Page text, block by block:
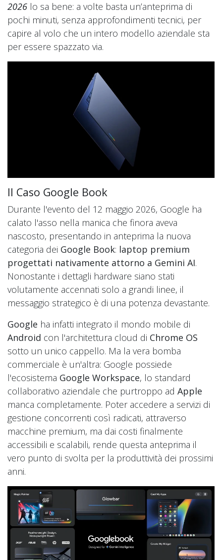
2026 lo sa bene: a volte basta un’anteprima di
pochi minuti, senza approfondimenti tecnici, per
capire al volo che un intero modello aziendale sta
per essere spazzato via.
Il Caso Google Book
Durante l'evento del 12 maggio 2026, Google ha
calato l'asso nella manica che finora aveva
nascosto, presentando in anteprima la nuova
categoria dei Google Book: laptop premium
progettati nativamente attorno a Gemini AI.
Nonostante i dettagli hardware siano stati
volutamente accennati solo a grandi linee, il
messaggio strategico è di una potenza devastante.
Google ha infatti integrato il mondo mobile di
Android con l'architettura cloud di Chrome OS
sotto un unico cappello. Ma la vera bomba
commerciale è un'altra: Google possiede
l'ecosistema Google Workspace, lo standard
collaborativo aziendale che purtroppo ad Apple
manca completamente. Poter accedere a servizi di
gestione concorrenti così radicati, attraverso
macchine premium, ma dai costi finalmente
accessibili e scalabili, rende questa anteprima il
vero punto di svolta per la produttività dei prossimi
anni.